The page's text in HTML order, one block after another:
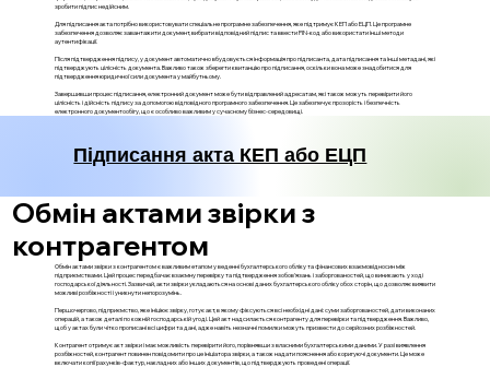
зробити підпис недійсним.
Для підписання акта потрібно використовувати спеціальне програмне забезпечення, яке підтримує КЕП або ЕЦП. Це програмне
забезпечення дозволяє завантажити документ, вибрати відповідний підпис та ввести PIN-код або використати інші методи
аутентифікації.
Після підтвердження підпису, у документ автоматично вбудовується інформація про підписанта, дата підписання та інші метадані, які
підтверджують цілісність документа. Важливо також зберегти квитанцію про підписання, оскільки вона може знадобитися для
підтвердження юридичної сили документа у майбутньому.
Завершивши процес підписання, електронний документ може бути відправлений адресатам, які також можуть перевірити його
цілісність і дійсність підпису за допомогою відповідного програмного забезпечення. Це забезпечує прозорість і безпечність
електронного документообігу, що є особливо важливим у сучасному бізнес-середовищі.
Підписання акта КЕП або ЕЦП
Обмін актами звірки з
контрагентом
Обмін актами звірки з контрагентом є важливим етапом у веденні бухгалтерського обліку та фінансових взаємовідносин між
підприємствами. Цей процес передбачає взаємну перевірку та підтвердження зобов'язань і заборгованостей, що виникають у ході
господарської діяльності. Зазвичай, акти звірки укладаються на основі даних бухгалтерського обліку обох сторін, що дозволяє виявити
можливі розбіжності і уникнути непорозумінь.
Першочергово, підприємство, яке ініціює звірку, готує акт, в якому фіксуються всі необхідні дані: суми заборгованостей, дати виконаних
операцій, а також деталі по кожній господарській угоді. Цей акт надсилається контрагенту для перевірки та підтвердження. Важливо,
щоб у актах були чітко прописані всі цифри та дані, адже навіть незначні помилки можуть призвести до серйозних розбіжностей.
Контрагент отримує акт звірки і має можливість перевірити його, порівнявши з власними бухгалтерськими даними. У разі виявлення
розбіжностей, контрагент повинен повідомити про це ініціатора звірки, а також надати пояснення або коригуючі документи. Це може
включати копії рахунків-фактур, накладних або інших документів, що підтверджують проведені операції.